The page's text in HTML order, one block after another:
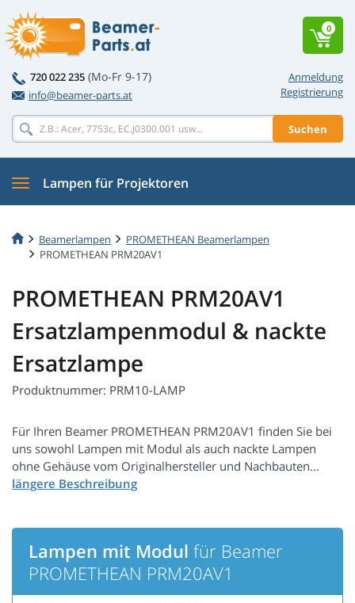
Anmeldung
Registrierung
720 022 235 (Mo-Fr 9-17)
info@beamer-parts.at
Suchen
0
Lampen für Projektoren
Beamerlampen
PROMETHEAN Beamerlampen
PROMETHEAN PRM20AV1
PROMETHEAN PRM20AV1
Ersatzlampenmodul & nackte
Ersatzlampe
Produktnummer: PRM10-LAMP
Für Ihren Beamer PROMETHEAN PRM20AV1 finden Sie bei
uns sowohl Lampen mit Modul als auch nackte Lampen
ohne Gehäuse vom Originalhersteller und Nachbauten...
Lampen mit Modul für Beamer
PROMETHEAN PRM20AV1